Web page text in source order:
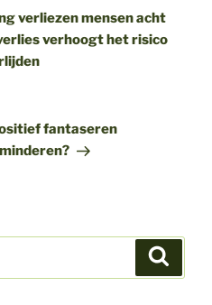
verliezen mensen acht
verhoogt het risico
fantaseren